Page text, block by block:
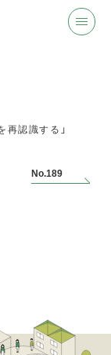
再認識する」
No.189